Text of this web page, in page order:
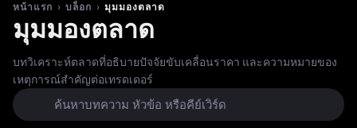
หน้าแรก › บล็อก › มุมมองตลาด
มุมมองตลาด
บทวิเคราะห์ตลาดที่อธิบายปัจจัยขับเคลื่อนราคา และความหมายของ
เหตุการณ์สำคัญต่อเทรดเดอร์